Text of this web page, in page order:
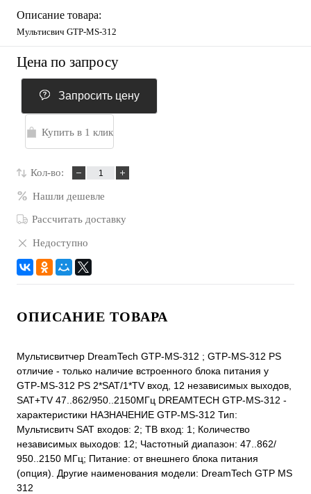
Описание товара:
Мультисвич GTP-MS-312
Цена по запросу
Запросить цену
Купить в 1 клик
Кол-во:
Нашли дешевле
Рассчитать доставку
Недоступно
ОПИСАНИЕ ТОВАРА
Мультисвитчер DreamTech GTP-MS-312 ; GTP-MS-312 PS
отличие - только наличие встроенного блока питания у
GTP-MS-312 PS 2*SAT/1*TV вход, 12 независимых выходов,
SAT+TV 47..862/950..2150МГц DREAMTECH GTP-MS-312 -
характеристики НАЗНАЧЕНИЕ GTP-MS-312 Тип:
Мультисвитч SAT входов: 2; ТВ вход: 1; Количество
независимых выходов: 12; Частотный диапазон: 47..862/
950..2150 МГц; Питание: от внешнего блока питания
(опция). Другие наименования модели: DreamTech GTP MS
312